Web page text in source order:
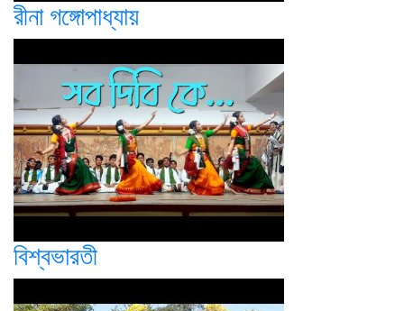
রীনা গঙ্গোপাধ্যায়
বিশ্বভারতী